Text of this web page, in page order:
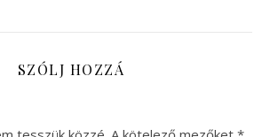
SZÓLJ HOZZÁ